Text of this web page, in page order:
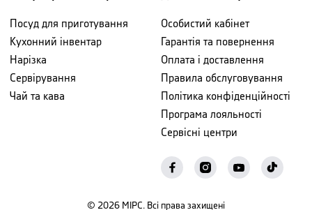
Посуд для приготування
Кухонний інвентар
Нарізка
Сервірування
Чай та кава
Особистий кабінет
Гарантія та повернення
Оплата і доставлення
Правила обслуговування
Політика конфіденційності
Програма лояльності
Сервісні центри
© 2026 МІРС. Всі права захищені